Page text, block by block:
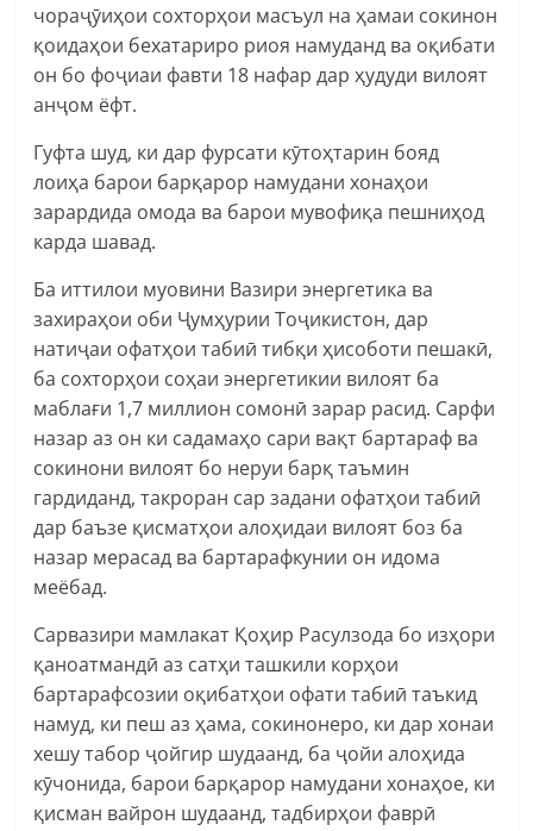
чораҷӯиҳои сохторҳои масъул на ҳамаи сокинон
қоидаҳои бехатариро риоя намуданд ва оқибати
он бо фоҷиаи фавти 18 нафар дар ҳудуди вилоят
анҷом ёфт.
Гуфта шуд, ки дар фурсати кӯтоҳтарин бояд
лоиҳа барои барқарор намудани хонаҳои
зарардида омода ва барои мувофиқа пешниҳод
карда шавад.
Ба иттилои муовини Вазири энергетика ва
захираҳои оби Ҷумҳурии Тоҷикистон, дар
натиҷаи офатҳои табиӣ тибқи ҳисоботи пешакӣ,
ба сохторҳои соҳаи энергетикии вилоят ба
маблағи 1,7 миллион сомонӣ зарар расид. Сарфи
назар аз он ки садамаҳо сари вақт бартараф ва
сокинони вилоят бо неруи барқ таъмин
гардиданд, такроран сар задани офатҳои табиӣ
дар баъзе қисматҳои алоҳидаи вилоят боз ба
назар мерасад ва бартарафкунии он идома
меёбад.
Сарвазири мамлакат Қоҳир Расулзода бо изҳори
қаноатмандӣ аз сатҳи ташкили корҳои
бартарафсозии оқибатҳои офати табиӣ таъкид
намуд, ки пеш аз ҳама, сокинонеро, ки дар хонаи
хешу табор ҷойгир шудаанд, ба ҷойи алоҳида
кӯчонида, барои барқарор намудани хонаҳое, ки
қисман вайрон шудаанд, тадбирҳои фаврӣ